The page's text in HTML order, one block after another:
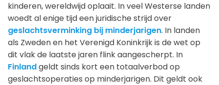
kinderen, wereldwijd oplaait. In veel Westerse landen
woedt al enige tijd een juridische strijd over
geslachtsverminking bij minderjarigen. In landen
als Zweden en het Verenigd Koninkrijk is de wet op
dit vlak de laatste jaren flink aangescherpt. In
Finlandgeldt sinds kort een totaalverbod op
geslachtsoperaties op minderjarigen. Dit geldt ook